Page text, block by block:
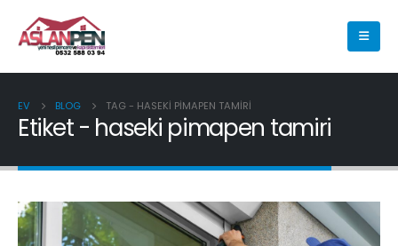
EV BLOG TAG - HASEKI PIMAPEN TAMIRI
Etiket - haseki pimapen tamiri